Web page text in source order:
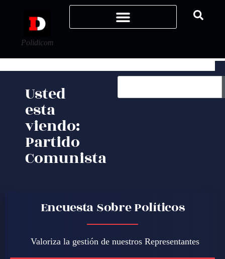
Polidicom
Usted
esta
viendo:
Partido
Comunista
Encuesta Sobre Políticos
Valoriza la gestión de nuestros Representantes